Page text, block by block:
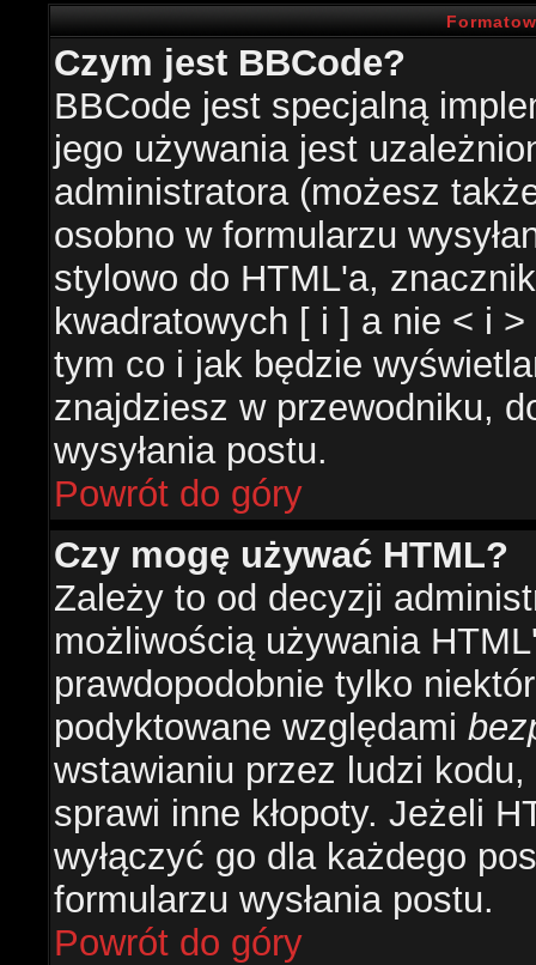
Czym jest BBCode?
BBCode jest specjalną
jego używania jest
administratora (możesz
osobno w formularzu
stylowo do HTML'a,
kwadratowych [ i ] a nie < i
tym co i jak będzie
znajdziesz w przewodniku,
wysyłania postu.
Powrót do góry
Czy mogę używać HTML?
Zależy to od decyzji
możliwością używania
prawdopodobnie tylko
podyktowane względami
wstawianiu przez ludzi
sprawi inne kłopoty. Jeżeli
wyłączyć go dla każdego
formularzu wysłania postu.
Powrót do góry